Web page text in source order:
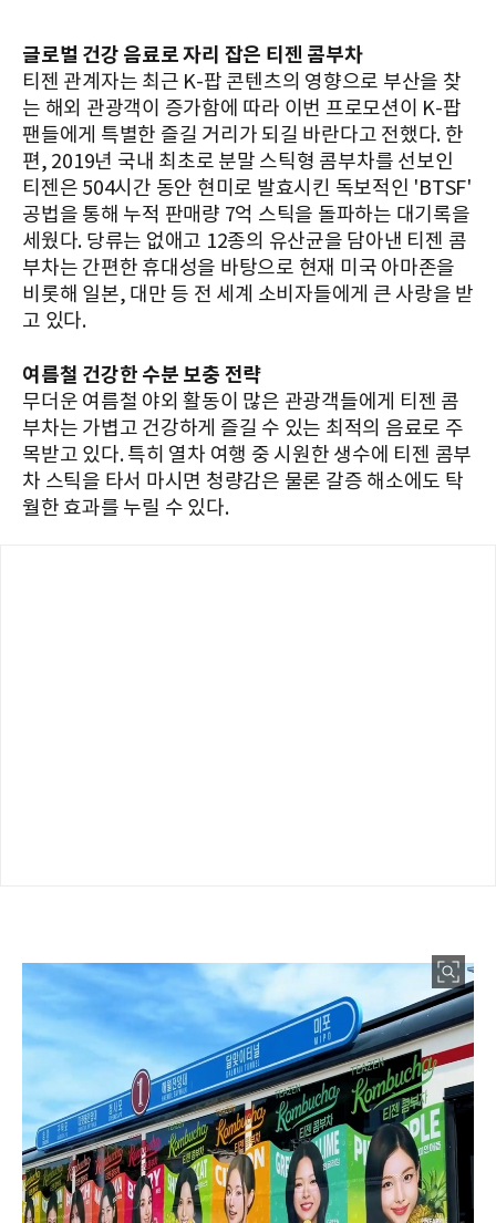
글로벌 건강 음료로 자리 잡은 티젠 콤부차
티젠 관계자는 최근 K-팝 콘텐츠의 영향으로 부산을 찾
는 해외 관광객이 증가함에 따라 이번 프로모션이 K-팝
팬들에게 특별한 즐길 거리가 되길 바란다고 전했다. 한
편, 2019년 국내 최초로 분말 스틱형 콤부차를 선보인
티젠은 504시간 동안 현미로 발효시킨 독보적인 'BTSF'
공법을 통해 누적 판매량 7억 스틱을 돌파하는 대기록을
세웠다. 당류는 없애고 12종의 유산균을 담아낸 티젠 콤
부차는 간편한 휴대성을 바탕으로 현재 미국 아마존을
비롯해 일본, 대만 등 전 세계 소비자들에게 큰 사랑을 받
고 있다.
여름철 건강한 수분 보충 전략
무더운 여름철 야외 활동이 많은 관광객들에게 티젠 콤
부차는 가볍고 건강하게 즐길 수 있는 최적의 음료로 주
목받고 있다. 특히 열차 여행 중 시원한 생수에 티젠 콤부
차 스틱을 타서 마시면 청량감은 물론 갈증 해소에도 탁
월한 효과를 누릴 수 있다.